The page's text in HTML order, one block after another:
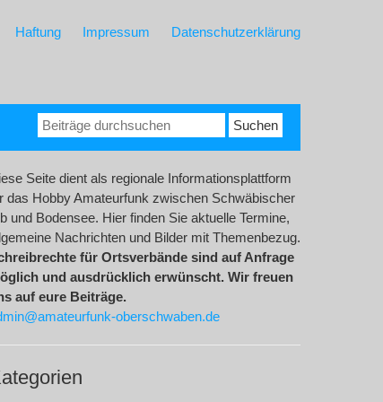
Haftung Impressum Datenschutzerklärung
Suchen
nach:
Seite dient als regionale Informationsplattform
das Hobby Amateurfunk zwischen Schwäbischer
und Bodensee. Hier finden Sie aktuelle Termine,
Nachrichten und Bilder mit Themenbezug.
für Ortsverbände sind auf Anfrage
und ausdrücklich erwünscht. Wir freuen
auf eure Beiträge.
oberschwaben.de